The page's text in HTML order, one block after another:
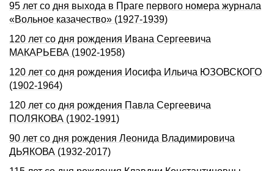
95 лет со дня выхода в Праге первого номера журнала
«Вольное казачество» (1927-1939)
120 лет со дня рождения Ивана Сергеевича
МАКАРЬЕВА (1902-1958)
120 лет со дня рождения Иосифа Ильича ЮЗОВСКОГО
(1902-1964)
120 лет со дня рождения Павла Сергеевича
ПОЛЯКОВА (1902-1991)
90 лет со дня рождения Леонида Владимировича
ДЬЯКОВА (1932-2017)